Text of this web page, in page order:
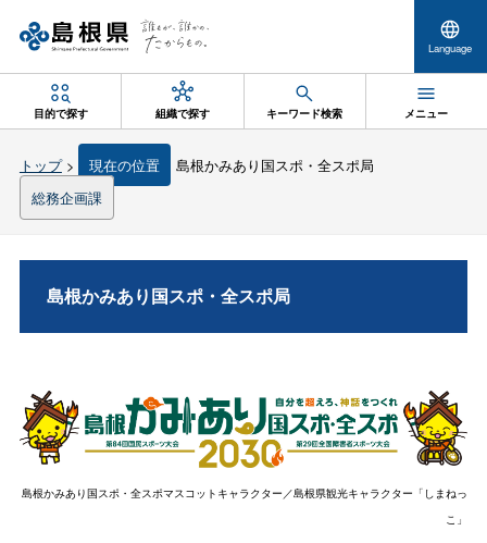
Language
目的で探す 組織で探す キーワード検索 メニュー
トップ> 現在の位置
島根かみあり国スポ・全スポ局
総務企画課
島根かみあり国スポ・全スポ局
島根かみあり国スポ・全スポマスコットキャラクター／島根県観光キャラクター「しまねっ
こ」